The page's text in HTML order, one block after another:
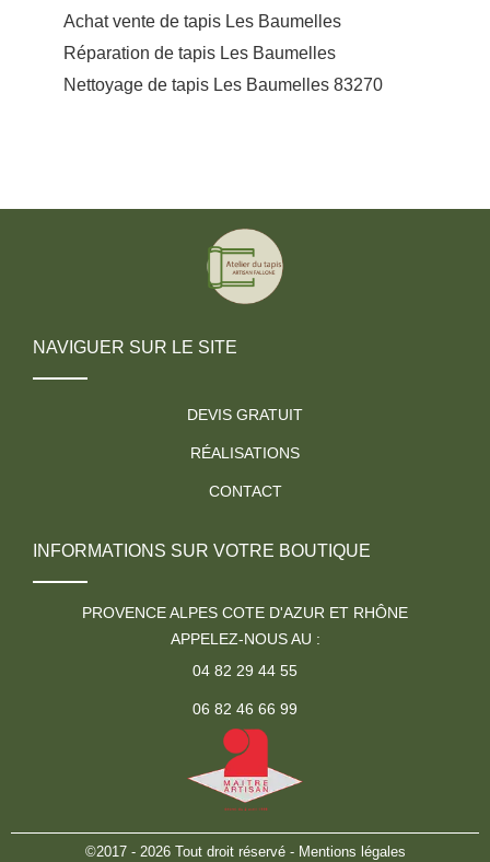
Achat vente de tapis Les Baumelles
Réparation de tapis Les Baumelles
Nettoyage de tapis Les Baumelles 83270
NAVIGUER SUR LE SITE
DEVIS GRATUIT
RÉALISATIONS
CONTACT
INFORMATIONS SUR VOTRE BOUTIQUE
PROVENCE ALPES COTE D'AZUR ET RHÔNE
APPELEZ-NOUS AU :
04 82 29 44 55
06 82 46 66 99
©2017 - 2026 Tout droit réservé - Mentions légales